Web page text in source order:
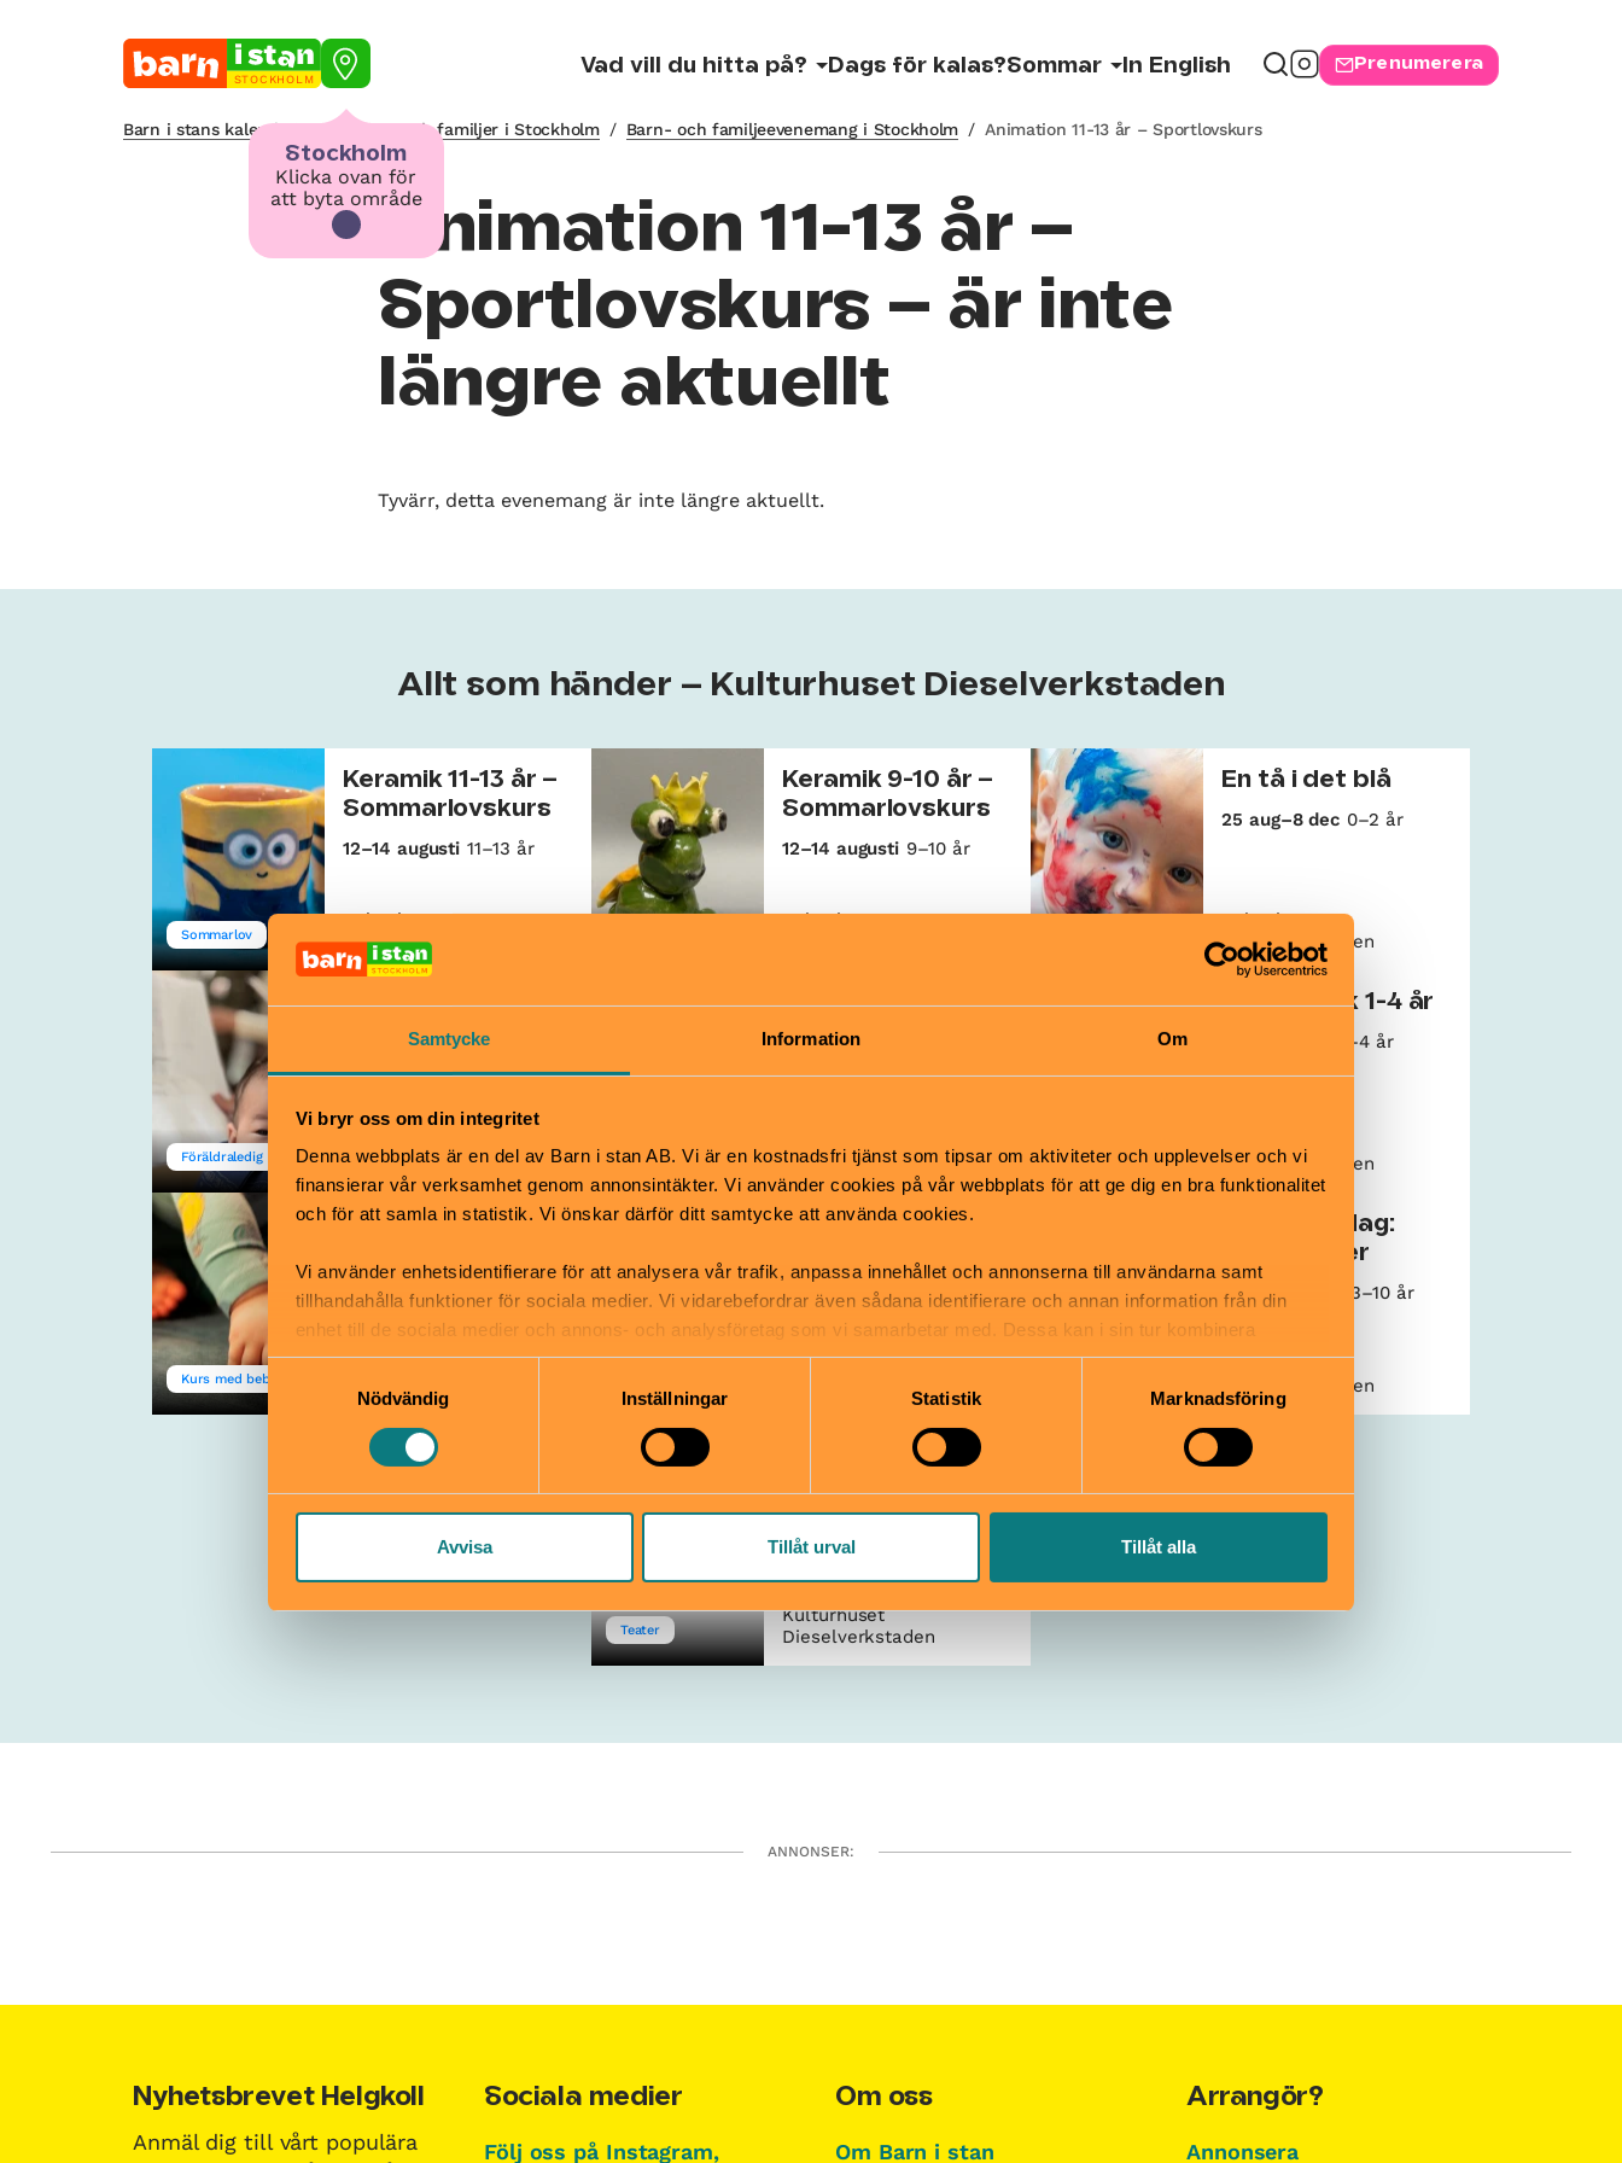
Samtycke Information Om
Vi bryr oss om din integritet
Denna webbplats är en del av Barn i stan AB. Vi är en kostnadsfri tjänst som tipsar om aktiviteter och upplevelser och vi
finansierar vår verksamhet genom annonsintäkter. Vi använder cookies på vår webbplats för att ge dig en bra funktionalitet
och för att samla in statistik. Vi önskar därför ditt samtycke att använda cookies.
Vi använder enhetsidentifierare för att analysera vår trafik, anpassa innehållet och annonserna till användarna samt
tillhandahålla funktioner för sociala medier. Vi vidarebefordrar även sådana identifierare och annan information från din
enhet till de sociala medier och annons- och analysföretag som vi samarbetar med. Dessa kan i sin tur kombinera
informationen med annan information som du har tillhandahållit eller som de har samlat in när du har använt deras tjänster.
Samtyckesval
Nödvändig
Inställningar Statistik Marknadsföring
Avvisa Tillåt urval Tillåt alla
STOCKHOLM
Stockholm
Klicka ovan för
att byta område
Vad vill du hitta på? Dags för kalas?Sommar In English Prenumerera
Barn i stans kalendarium för barn och familjer i Stockholm / Barn- och familjeevenemang i Stockholm / Animation 11-13 år – Sportlovskurs
Animation 11-13 år –
Sportlovskurs – är inte
längre aktuellt
Tyvärr, detta evenemang är inte längre aktuellt.
Allt som händer – Kulturhuset Dieselverkstaden
Sommarlov
Keramik 11-13 år –
Sommarlovskurs
12–14 augusti 11–13 år
Kulturhuset
Dieselverkstaden
Keramik 9-10 år –
Sommarlovskurs
12–14 augusti 9–10 år
Kulturhuset
En tå i det blå
25 aug–8 dec 0–2 år
Kulturhuset
Dieselverkstaden
Föräldraledig
Sång för
föräldralediga
2 sep–7 okt 0–2 år
Dieselverkstaden
Kurs med bebis
Barnrytmik 6-18
månader
4 sep–20 nov 0–1 år
Dieselverkstaden
Föräldraledig
Barnrytmik 1-4 år
1–4 år
Dieselverkstaden
Kurs med bebis
Bebisrytmik för
4 sep–20 nov 0 år
Kulturhuset
Familjekeramik
12 sep–7 nov Från 5 år
Kulturhuset
Familjelördag:
Blomdanser
26 september 3–10 år
Kulturhuset
Dieselverkstaden
Teater
Saffransmysterie
6 december
Kulturhuset
Dieselverkstaden
ANNONSER:
Nyhetsbrevet Helgkoll
Anmäl dig till vårt populära
Sociala medier
Följ oss på Instagram,
Om oss
Om Barn i stan
Arrangör?
Annonsera